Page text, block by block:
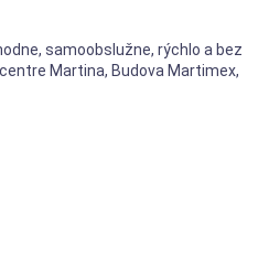
samoobslužne, rýchlo a bez
Martina, Budova Martimex,